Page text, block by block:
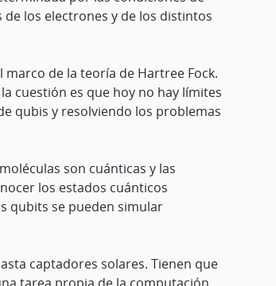
los electrones y de los distintos
de la teoría de Hartree Fock.
cuestión es que hoy no hay límites
qubis y resolviendo los problemas
son cuánticas y las
los estados cuánticos
qubits se pueden simular
captadores solares. Tienen que